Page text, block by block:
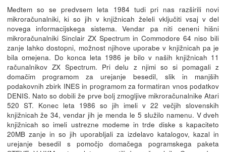
Medtem so se predvsem leta 1984 tudi pri nas razširili novi
mikroračunalniki, ki so jih v knjižnicah želeli vključiti vsaj v del
novega informacijskega sistema. Vendar pa niti ceneni hišni
mikroračunalniki Sinclair ZX Spectrum in Commodore 64 niso bili
zanje lahko dostopni, možnost njihove uporabe v knjižnicah pa je
bila omejena. Do konca leta 1986 je bilo v naših knjižnicah 11
računalnikov ZX Spectrum. Pri delu z njimi so si pomagali z
domačim programom za urejanje besedil, slik in manjših
podakovnih zbirk INES in programom za formatiran vnos podatkov
DENIS. Nato so dobili že prve bolj zmogljive mikroračunalnike Atari
520 ST. Konec leta 1986 so jih imeli v 22 večjih slovenskih
knjižnicah že 34, vendar jih je menda le 5 služilo namenu. V dveh
knjižnicah so imeli ustrezne modeme in trde diske s kapaciteto
20MB zanje in so jih uporabljali za izdelavo katalogov, kazal in
urejanje besedil s pomočjo domačega pogramskega paketa